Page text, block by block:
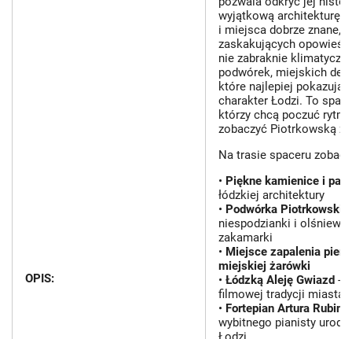
OPIS:
wyjątkową architekturę,
i miejsca dobrze znane,
zaskakujących
nie zabraknie
podwórek, miejskich
które najlepiej pokazują
charakter Łodzi. To
którzy chcą poczuć rytm
zobaczyć Piotrkowską z
Na trasie spaceru
• Piękne kamienice i
łódzkiej architektury
• Podwórka
niespodzianki i
zakamarki
• Miejsce zapalenia
miejskiej żarówki
• Łódzką Aleję Gwiazd -
filmowej tradycji miasta
• Fortepian Artura
wybitnego pianisty